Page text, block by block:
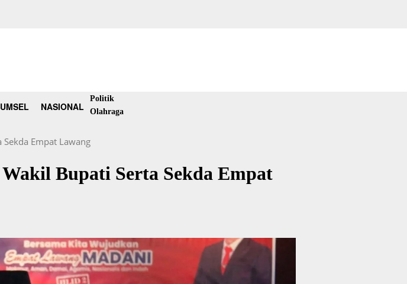
NASIONAL
Politik
Olahraga
Empat Lawang
Bupati Serta Sekda Empat